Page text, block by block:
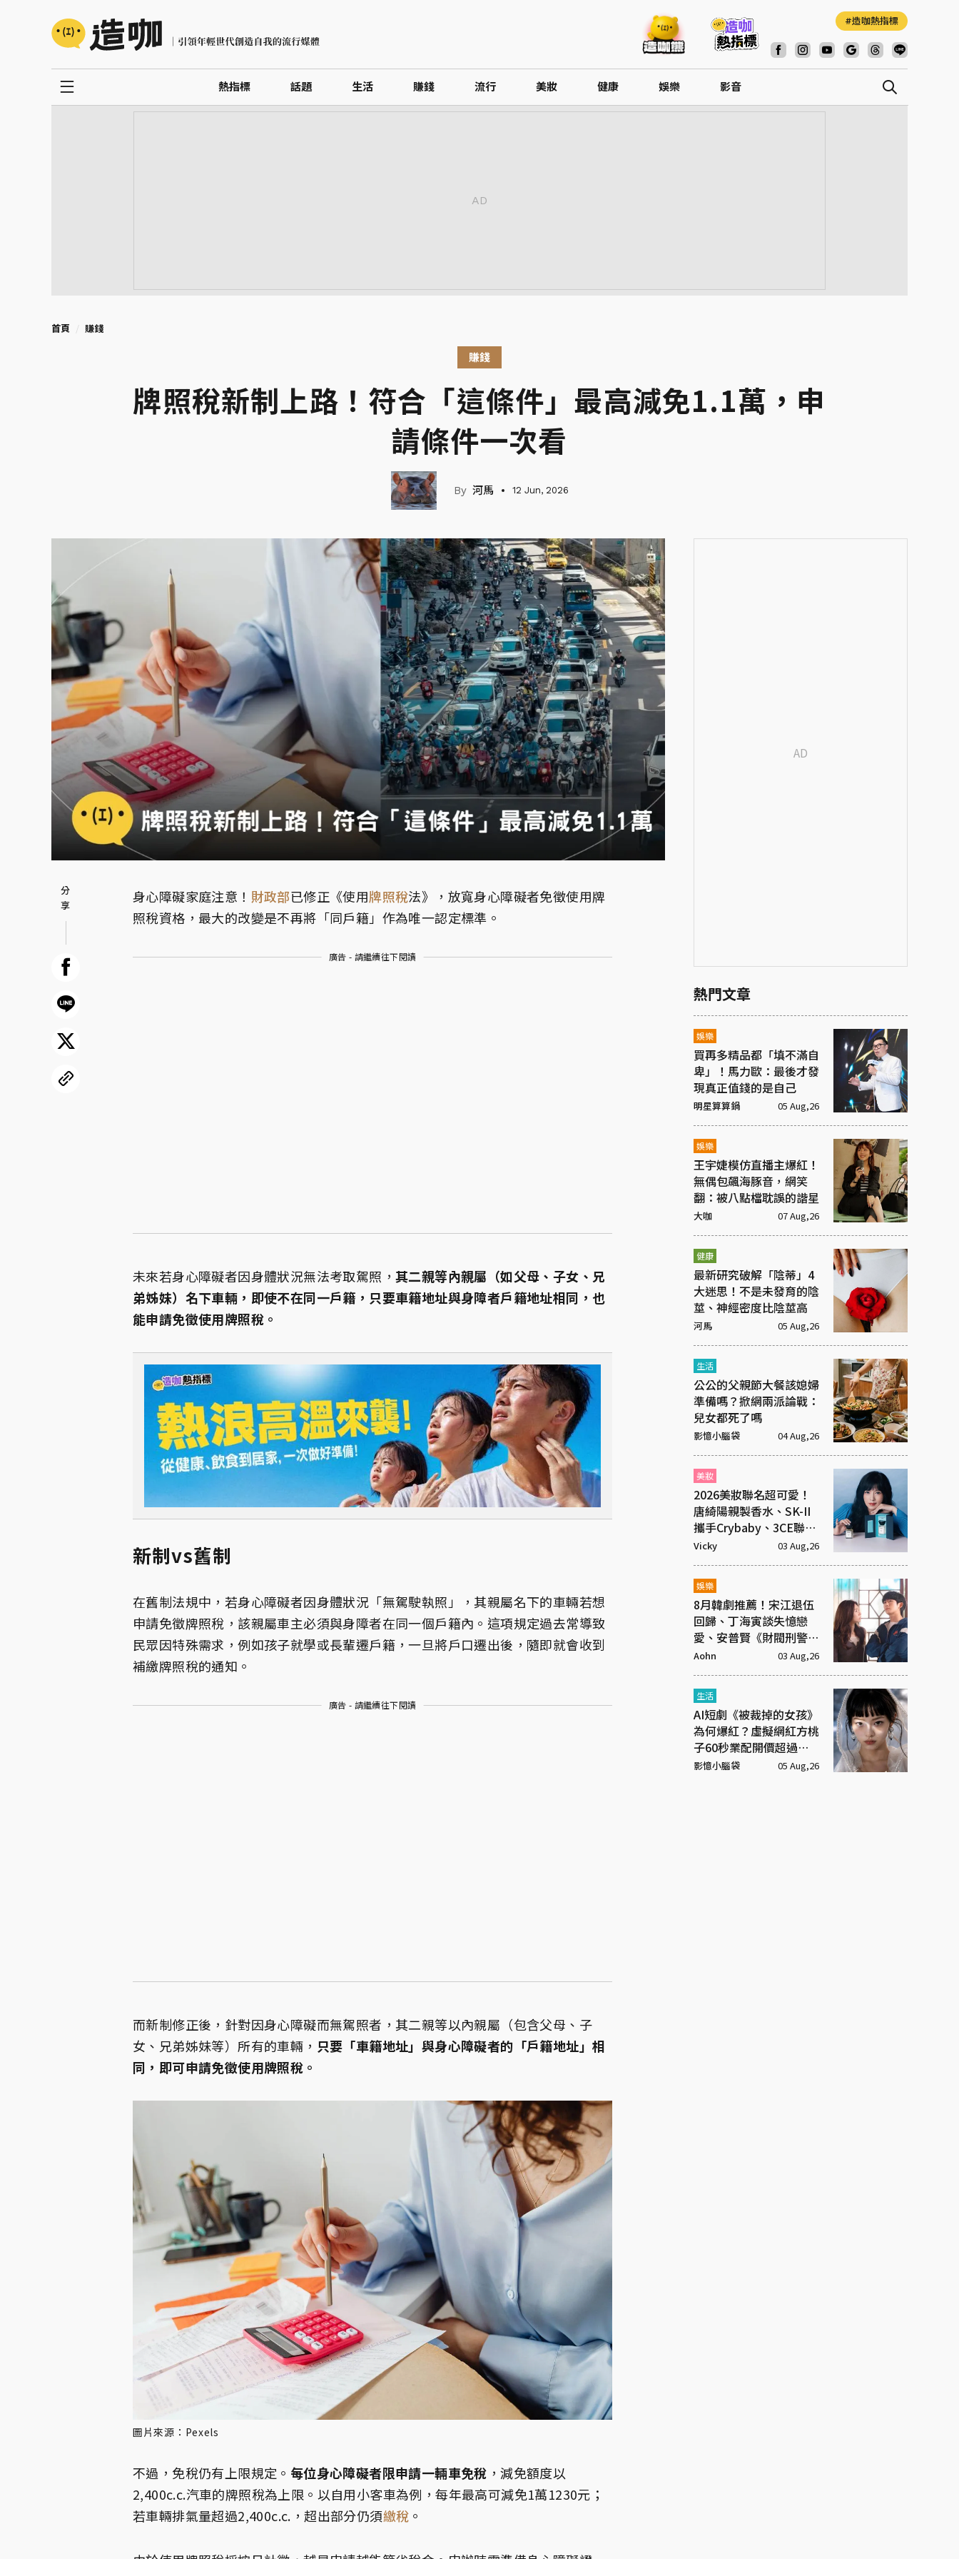
造咖熱指標
熱指標 話題 生活 賺錢 流行 美妝 健康 娛樂 影音
首頁 賺錢
賺錢
牌照稅新制上路！符合「這條件」最高減免1.1萬，申
請條件一次看
河馬 12 Jun, 2026
身心障礙家庭注意！ 財政部已修正《使用牌照稅法》，放寬身心障礙者免徵使用牌
照稅資格，最大的改變是不再將「同戶籍」作為唯一認定標準。
廣告 - 請繼續往下閱讀
未來若身心障礙者因身體狀況無法考取駕照， 其二親等內親屬（如父母、子女、兄
弟姊妹）名下車輛，即使不在同一戶籍，只要車籍地址與身障者戶籍地址相同，也
能申請免徵使用牌照稅。
新制vs舊制
在舊制法規中，若身心障礙者因身體狀況「無駕駛執照」，其親屬名下的車輛若想
申請免徵牌照稅，該親屬車主必須與身障者在同一個戶籍內。這項規定過去常導致
民眾因特殊需求，例如孩子就學或長輩遷戶籍，一旦將戶口遷出後，隨即就會收到
補繳牌照稅的通知。
廣告 - 請繼續往下閱讀
而新制修正後，針對因身心障礙而無駕照者，其二親等以內親屬（包含父母、子
女、兄弟姊妹等）所有的車輛， 只要「車籍地址」與身心障礙者的「戶籍地址」相
同，即可申請免徵使用牌照稅。
圖片來源：Pexels
不過，免稅仍有上限規定。 每位身心障礙者限申請一輛車免稅 ，減免額度以
2,400c.c.汽車的牌照稅為上限。以自用小客車為例，每年最高可減免1萬1230元；
若車輛排氣量超過2,400c.c.，超出部分仍須繳稅 。
熱門文章
娛樂
買再多精品都「填不滿自
卑」！馬力歐：最後才發
現真正值錢的是自己
明星算算鍋 05 Aug,26
娛樂
王宇婕模仿直播主爆紅！
無偶包飆海豚音，網笑
翻：被八點檔耽誤的諧星
大咖 07 Aug,26
健康
最新研究破解「陰蒂」4
大迷思！不是未發育的陰
莖、神經密度比陰莖高
河馬 05 Aug,26
生活
公公的父親節大餐該媳婦
準備嗎？掀網兩派論戰：
兒女都死了嗎
影憶小腦袋 04 Aug,26
美妝
2026美妝聯名超可愛！
唐綺陽親製香水、SK-II
攜手Crybaby、3CE聯名
超潮飾品
Vicky 03 Aug,26
娛樂
8月韓劇推薦！宋江退伍
回歸、丁海寅談失憶戀
愛、安普賢《財閥刑警》
續集來了
Aohn 03 Aug,26
生活
AI短劇《被裁掉的女孩》
為何爆紅？虛擬網紅方桃
子60秒業配開價超過百
萬元
影憶小腦袋 05 Aug,26